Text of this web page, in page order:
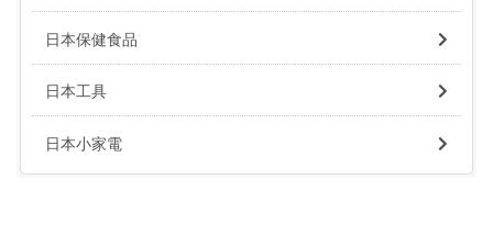
日本保健食品
日本工具
日本小家電